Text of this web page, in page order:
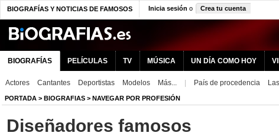
BIOGRAFÍAS Y NOTICIAS DE FAMOSOS Inicia sesión o Crea tu cuenta
BIOGRAFÍAS PELÍCULAS TV MÚSICA UN DÍA COMO HOY
Actores Cantantes Deportistas Modelos Más... País de procedencia
PORTADA > BIOGRAFIAS > NAVEGAR POR PROFESIÓN
Diseñadores famosos